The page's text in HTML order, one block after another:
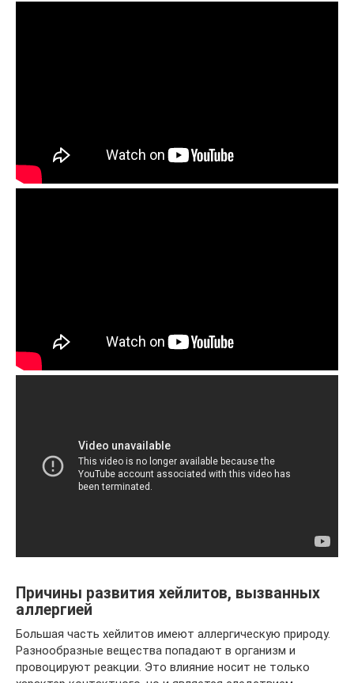
Причины развития хейлитов, вызванных
аллергией
Большая часть хейлитов имеют аллергическую природу.
Разнообразные вещества попадают в организм и
провоцируют реакции. Это влияние носит не только